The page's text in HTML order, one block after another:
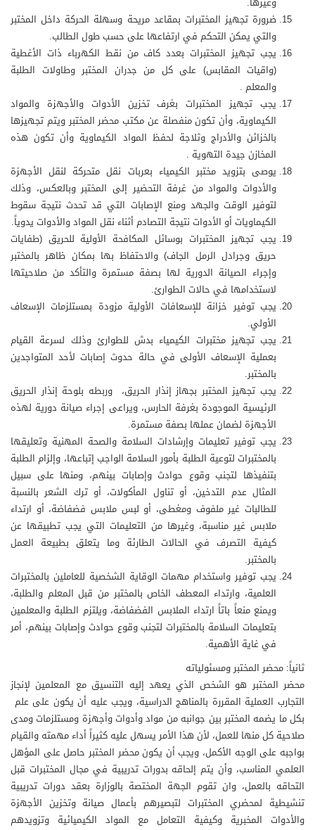
ضرورة تجهيز المختبرات بمقاعد مريحة وسهلة الحركة داخل المختبر
والتي يمكن التحكم في ارتفاعها على حسب طول الطالب.
يجب تجهيز المختبرات بعدد كاف من نقط الكهرباء ذات الأغطية
(واقيات المقابس) على كل من جدران المختبر وطاولات الطلبة
والمعلم .
يجب تجهيز المختبرات بغرف تخزين الأدوات والأجهزة والمواد
الكيماوية، وأن تكون منفصلة عن مكتب محضر المختبر ويتم تجهيزها
بالخزائن والأدراج وثلاجة لحفظ المواد الكيماوية وأن تكون هذه
المخازن جيدة التهوية .
يوصى بتزويد مختبر الكيمياء بعربات نقل متحركة لنقل الأجهزة
والأدوات والمواد من غرفة التحضير إلى المختبر وبالعكس، وذلك
لتوفير الوقت والجهد ومنع الإصابات التي قد تحدث نتيجة سقوط
الكيماويات أو الأدوات نتيجة التصادم أثناء نقل المواد والأدوات يدوياً.
يجب تجهيز المختبرات بوسائل المكافحة الأولية للحريق (طفايات
حريق وجرادل الرمل الجاف) والاحتفاظ بها بمكان ظاهر بالمختبر
وإجراء الصيانة الدورية لها بصفة مستمرة والتأكد من صلاحيتها
لاستخدامها في حالات الطوارئ.
يجب توفير خزانة للإسعافات الأولية مزودة بمستلزمات الإسعاف
الأولي.
يجب تجهيز مختبرات الكيمياء بدش للطوارئ وذلك لسرعة القيام
بعملية الإسعاف الأولى في حالة حدوث إصابات لأحد المتواجدين
بالمختبر.
يجب تجهيز المختبر بجهاز إنذار الحريق، وربطه بلوحة إنذار الحريق
الرئيسية الموجودة بغرفة الحارس، ويراعى إجراء صيانة دورية لهذه
الأجهزة لضمان عملها بصفة مستمرة.
يجب توفير تعليمات وإرشادات السلامة والصحة المهنية وتعليقها
بالمختبرات لتوعية الطلبة بأمور السلامة الواجب إتباعها، وإلزام الطلبة
بتنفيذها لتجنب وقوع حوادث وإصابات بينهم، ومنها على سبيل
المثال عدم التدخين، أو تناول المأكولات، أو ترك الشعر بالنسبة
للطالبات غير ملفوف ومغطى، أو لبس ملابس فضفاضة، أو ارتداء
ملابس غير مناسبة، وغيرها من التعليمات التي يجب تطبيقها عن
كيفية التصرف في الحالات الطارئة وما يتعلق بطبيعة العمل
بالمختبر.
يجب توفير واستخدام مهمات الوقاية الشخصية للعاملين بالمختبرات
العلمية، وارتداء المعطف الخاص بالمختبر من قبل المعلم والطلبة،
ويمنع منعاً باتاً ارتداء الملابس الفضفاضة، ويلتزم الطلبة والمعلمين
بتعليمات السلامة بالمختبرات لتجنب وقوع حوادث وإصابات بينهم، أمر
في غاية الأهمية.
ثانياً: محضر المختبر ومسئولياته
محضر المختبر هو الشخص الذي يعهد إليه التنسيق مع المعلمين لإنجاز
التجارب العملية المقررة بالمناهج الدراسية، ويجب عليه أن يكون على علم
بكل ما يضمه المختبر بين جوانبه من مواد وأدوات وأجهزة ومستلزمات ومدى
صلاحية كل منها للعمل، لأن هذا الأمر يسهل عليه كثيراً أداء مهمته والقيام
بواجبه على الوجه الأكمل، ويجب أن يكون محضر المختبر حاصل على المؤهل
العلمي المناسب، وأن يتم إلحاقه بدورات تدريبية في مجال المختبرات قبل
التحاقه بالعمل، وان تقوم الجهة المختصة بالوزارة بعقد دورات تدريبية
تنشيطية لمحضري المختبرات لتبصيرهم بأعمال صيانة وتخزين الأجهزة
والأدوات المخبرية وكيفية التعامل مع المواد الكيميائية وتزويدهم